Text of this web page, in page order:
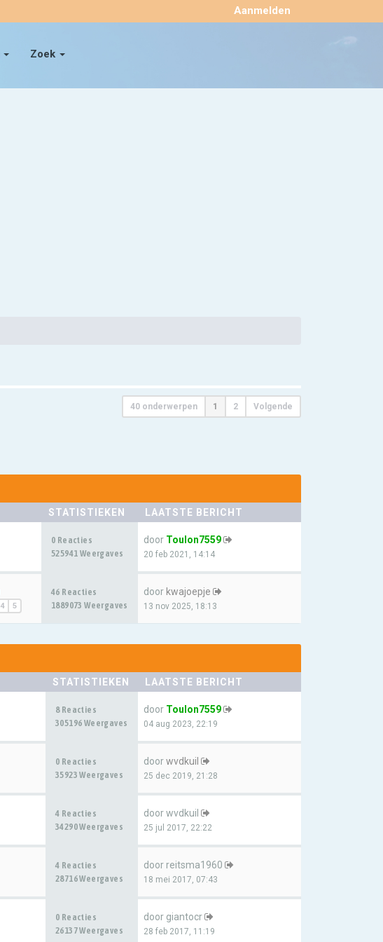
Zoek
Aanmelden ×
40 onderwerpen 1 2 Volgende
STATISTIEKEN LAATSTE BERICHT
0 Reacties
525941 Weergaves
door Toulon7559
20 feb 2021, 14:14
4 5
46 Reacties
1889073 Weergaves
door kwajoepje
13 nov 2025, 18:13
STATISTIEKEN LAATSTE BERICHT
8 Reacties
305196 Weergaves
door Toulon7559
04 aug 2023, 22:19
0 Reacties
35923 Weergaves
doorwvdkuil
25 dec 2019, 21:28
4 Reacties
34290 Weergaves
doorwvdkuil
25 jul 2017, 22:22
4 Reacties
28716 Weergaves
door reitsma1960
18 mei 2017, 07:43
0 Reacties
26137 Weergaves
door giantocr
28 feb 2017, 11:19